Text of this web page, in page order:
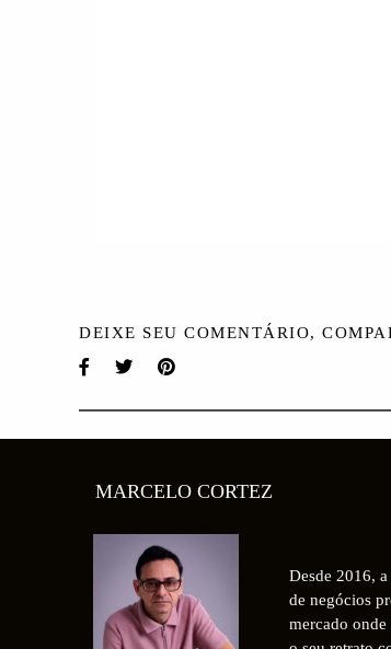
DEIXE SEU COMENTÁRIO,
MARCELO CORTEZ
Desde 2016,
de negócios
mercado